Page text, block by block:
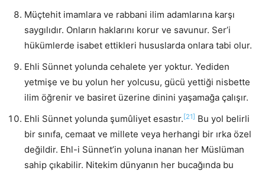
Müçtehit imamlara ve rabbani ilim adamlarına karşı
saygılıdır. Onların haklarını korur ve savunur. Ser’i
hükümlerde isabet ettikleri hususlarda onlara tabi olur.
Ehli Sünnet yolunda cehalete yer yoktur. Yediden
yetmişe ve bu yolun her yolcusu, gücü yettiği nisbette
ilim öğrenir ve basiret üzerine dinini yaşamağa çalışır.
Ehli Sünnet yolunda şumûliyet esastır.[21] Bu yol belirli
bir sınıfa, cemaat ve millete veya herhangi bir ırka özel
değildir. Ehl-i Sünnet’in yoluna inanan her Müslüman
sahip çıkabilir. Nitekim dünyanın her bucağında bu